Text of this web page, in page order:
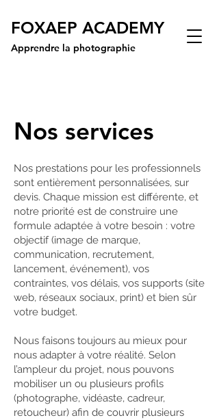
FOXAEP ACADEMY
Apprendre la photographie
Nos services
Nos prestations pour les professionnels
sont entièrement personnalisées, sur
devis. Chaque mission est différente, et
notre priorité est de construire une
formule adaptée à votre besoin : votre
objectif (image de marque,
communication, recrutement,
lancement, événement), vos
contraintes, vos délais, vos supports (site
web, réseaux sociaux, print) et bien sûr
votre budget.
Nous faisons toujours au mieux pour
nous adapter à votre réalité. Selon
l’ampleur du projet, nous pouvons
mobiliser un ou plusieurs profils
(photographe, vidéaste, cadreur,
retoucheur) afin de couvrir plusieurs